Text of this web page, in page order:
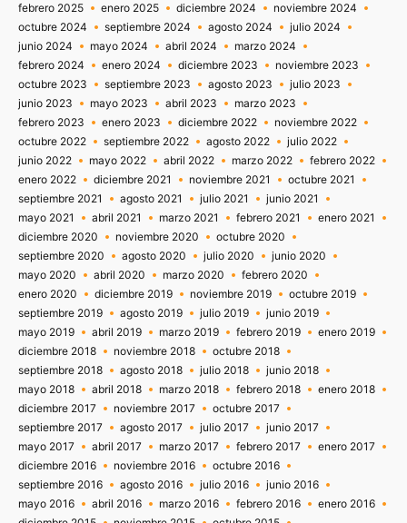
febrero 2025
enero 2025 diciembre 2024
noviembre 2024
octubre 2024
septiembre 2024 agosto 2024
julio 2024
junio 2024
mayo 2024 abril 2024
marzo 2024
febrero 2024
enero 2024 diciembre 2023
noviembre 2023
octubre 2023
septiembre 2023 agosto 2023
julio 2023
junio 2023
mayo 2023 abril 2023
marzo 2023
febrero 2023
enero 2023 diciembre 2022
noviembre 2022
octubre 2022
septiembre 2022 agosto 2022
julio 2022
junio 2022
mayo 2022 abril 2022 marzo 2022
febrero 2022
enero 2022
diciembre 2021 noviembre 2021
octubre 2021
septiembre 2021
agosto 2021 julio 2021
junio 2021
mayo 2021
abril 2021 marzo 2021 febrero 2021
enero 2021
diciembre 2020
noviembre 2020
octubre 2020
septiembre 2020
agosto 2020 julio 2020
junio 2020
mayo 2020
abril 2020 marzo 2020
febrero 2020
enero 2020
diciembre 2019 noviembre 2019
octubre 2019
septiembre 2019
agosto 2019 julio 2019
junio 2019
mayo 2019
abril 2019 marzo 2019 febrero 2019
enero 2019
diciembre 2018
noviembre 2018
octubre 2018
septiembre 2018
agosto 2018 julio 2018
junio 2018
mayo 2018
abril 2018 marzo 2018 febrero 2018
enero 2018
diciembre 2017
noviembre 2017
octubre 2017
septiembre 2017
agosto 2017 julio 2017
junio 2017
mayo 2017
abril 2017 marzo 2017 febrero 2017
enero 2017
diciembre 2016
noviembre 2016
octubre 2016
septiembre 2016
agosto 2016 julio 2016
junio 2016
mayo 2016
abril 2016 marzo 2016 febrero 2016
enero 2016